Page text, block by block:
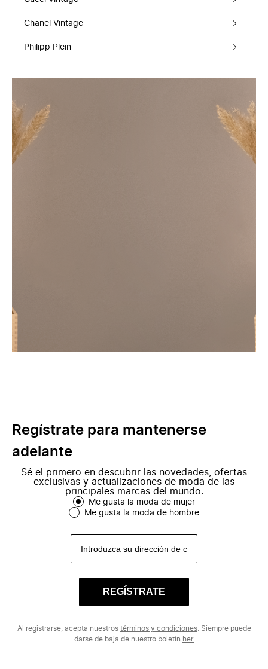
Chanel Vintage
Philipp Plein
Regístrate para mantenerse
adelante
Sé el primero en descubrir las novedades, ofertas
exclusivas y actualizaciones de moda de las
principales marcas del mundo.
Me gusta la moda de mujer
Me gusta la moda de hombre
REGÍSTRATE
Al registrarse, acepta nuestros términos y condiciones. Siempre puede
darse de baja de nuestro boletín her.